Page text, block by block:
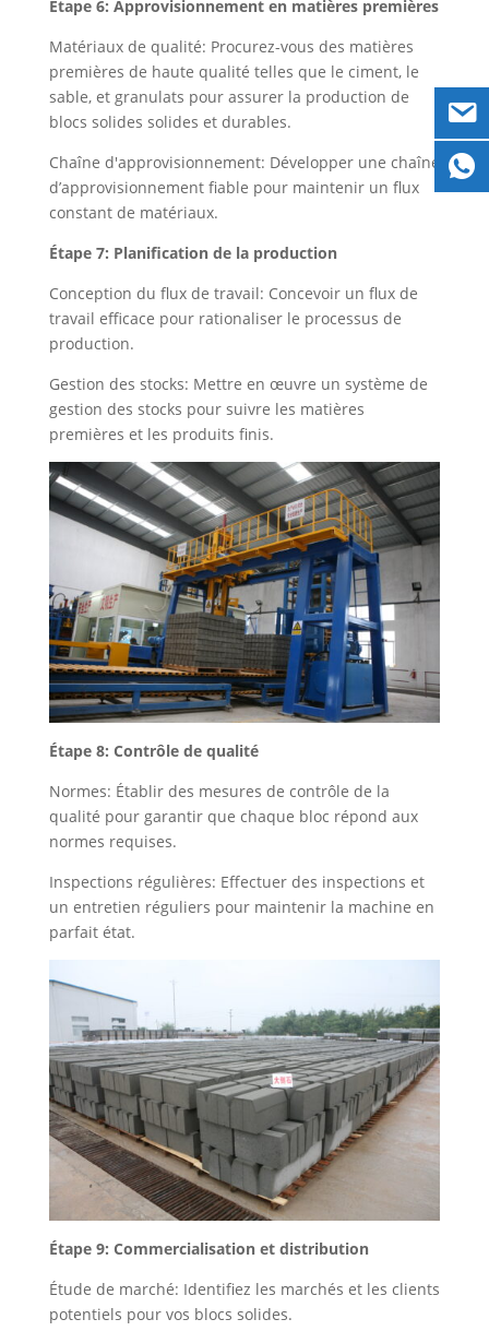
Étape 6: Approvisionnement en matières premières
Matériaux de qualité: Procurez-vous des matières
premières de haute qualité telles que le ciment, le
sable, et granulats pour assurer la production de
blocs solides solides et durables.
Chaîne d'approvisionnement: Développer une chaîne
d’approvisionnement fiable pour maintenir un flux
constant de matériaux.
Étape 7: Planification de la production
Conception du flux de travail: Concevoir un flux de
travail efficace pour rationaliser le processus de
production.
Gestion des stocks: Mettre en œuvre un système de
gestion des stocks pour suivre les matières
premières et les produits finis.
Étape 8: Contrôle de qualité
Normes: Établir des mesures de contrôle de la
qualité pour garantir que chaque bloc répond aux
normes requises.
Inspections régulières: Effectuer des inspections et
un entretien réguliers pour maintenir la machine en
parfait état.
Étape 9: Commercialisation et distribution
Étude de marché: Identifiez les marchés et les clients
potentiels pour vos blocs solides.